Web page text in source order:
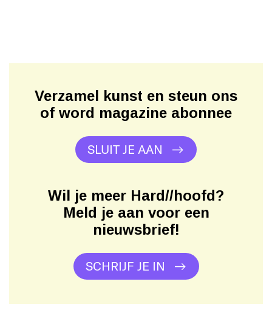
Verzamel kunst en steun ons
of word magazine abonnee
SLUIT JE AAN
Wil je meer Hard//hoofd?
Meld je aan voor een
nieuwsbrief!
SCHRIJF JE IN